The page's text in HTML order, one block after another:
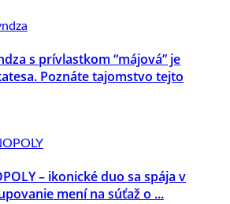
s prívlastkom “májová” je
Poznáte tajomstvo tejto
– ikonické duo sa spája v
mení na súťaž o ...